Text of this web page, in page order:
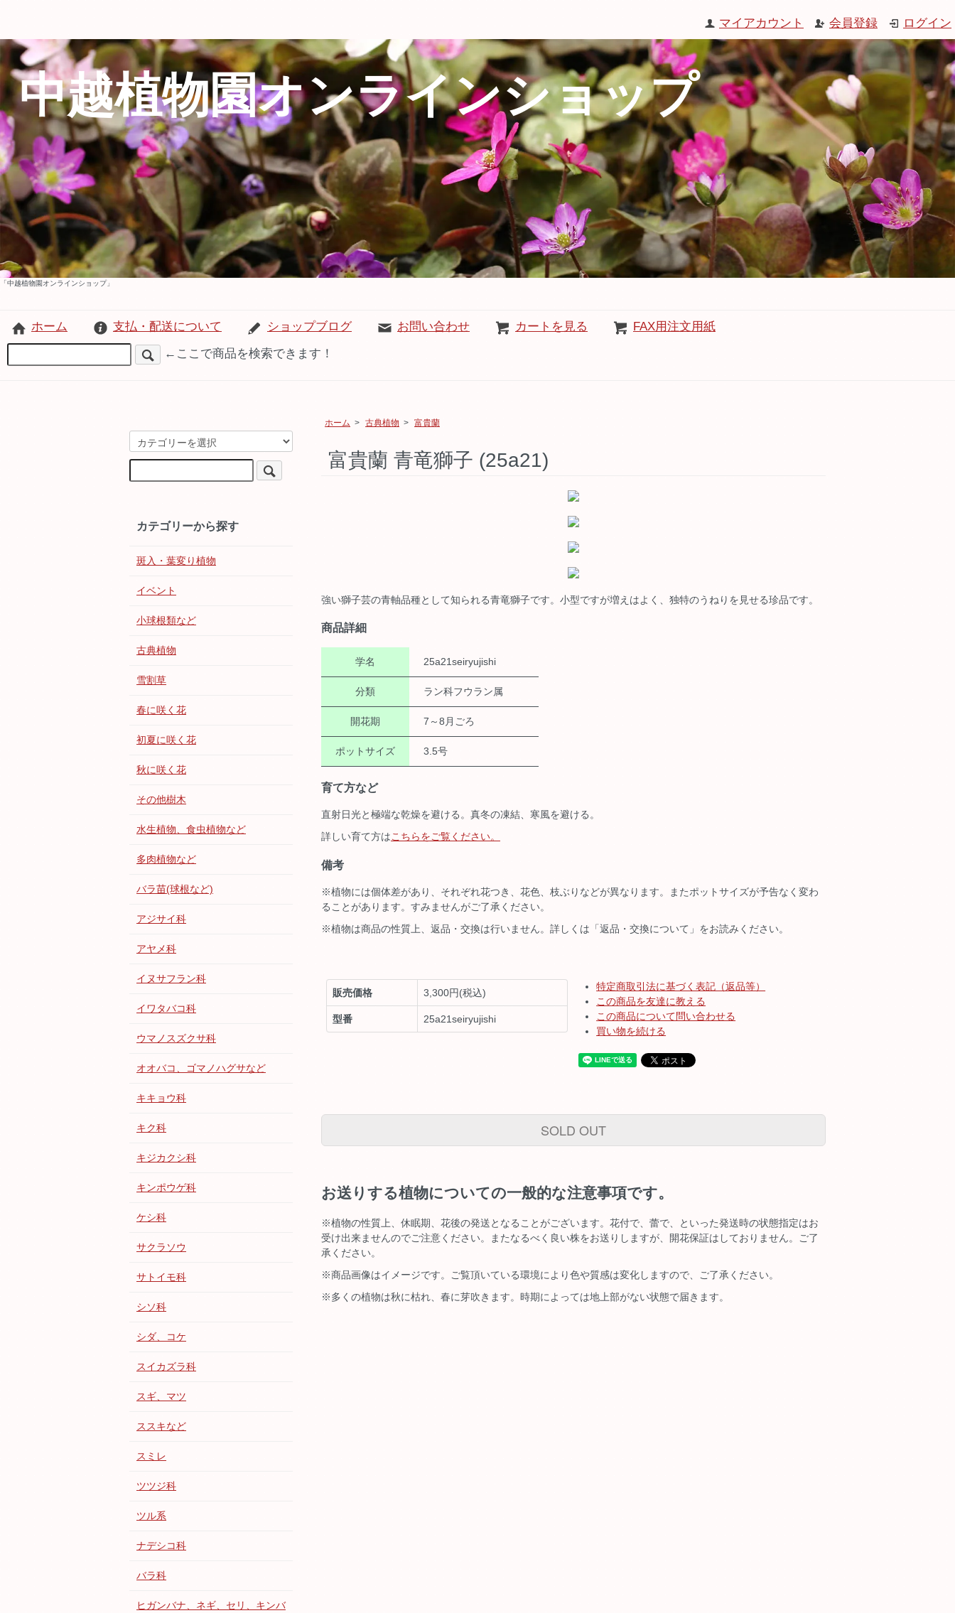
マイアカウント 会員登録 ログイン
中越植物園オンラインショップ
「中越植物園オンラインショップ」
ホーム 支払・配送について ショップブログ お問い合わせ カートを見る
FAX用注文用紙
←ここで商品を検索できます！
ホーム > 古典植物 > 富貴蘭
富貴蘭 青竜獅子 (25a21)
強い獅子芸の青軸品種として知られる青竜獅子です。小型ですが増えはよく、独特のうねりを見せる珍品です。
商品詳細
学名 25a21seiryujishi
分類 ラン科フウラン属
開花期 7～8月ごろ
ポットサイズ 3.5号
育て方など
直射日光と極端な乾燥を避ける。真冬の凍結、寒風を避ける。
詳しい育て方はこちらをご覧ください。
備考
※植物には個体差があり、それぞれ花つき、花色、枝ぶりなどが異なります。またポットサイズが予告なく変わ
ることがあります。すみませんがご了承ください。
※植物は商品の性質上、返品・交換は行いません。詳しくは「返品・交換について」をお読みください。
販売価格 3,300円(税込)
型番 25a21seiryujishi
特定商取引法に基づく表記（返品等）
この商品を友達に教える
この商品について問い合わせる
買い物を続ける
SOLD OUT
お送りする植物についての一般的な注意事項です。
※植物の性質上、休眠期、花後の発送となることがございます。花付で、蕾で、といった発送時の状態指定はお
受け出来ませんのでご注意ください。またなるべく良い株をお送りしますが、開花保証はしておりません。ご了
承ください。
※商品画像はイメージです。ご覧頂いている環境により色や質感は変化しますので、ご了承ください。
※多くの植物は秋に枯れ、春に芽吹きます。時期によっては地上部がない状態で届きます。
カテゴリーから探す
斑入・葉変り植物
イベント
小球根類など
古典植物
雪割草
春に咲く花
初夏に咲く花
秋に咲く花
その他樹木
水生植物、食虫植物など
多肉植物など
バラ苗(球根など)
アジサイ科
アヤメ科
イヌサフラン科
イワタバコ科
ウマノスズクサ科
オオバコ、ゴマノハグサなど
キキョウ科
キク科
キジカクシ科
キンポウゲ科
ケシ科
サクラソウ
サトイモ科
シソ科
シダ、コケ
スイカズラ科
スギ、マツ
ススキなど
スミレ
ツツジ科
ツル系
ナデシコ科
バラ科
ヒガンバナ、ネギ、セリ、キンバ